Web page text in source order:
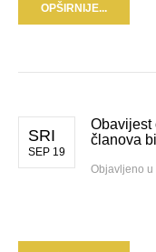
OPŠIRNIJE...
SRI
SEP 19
Obavijest
članova
Objavljeno u